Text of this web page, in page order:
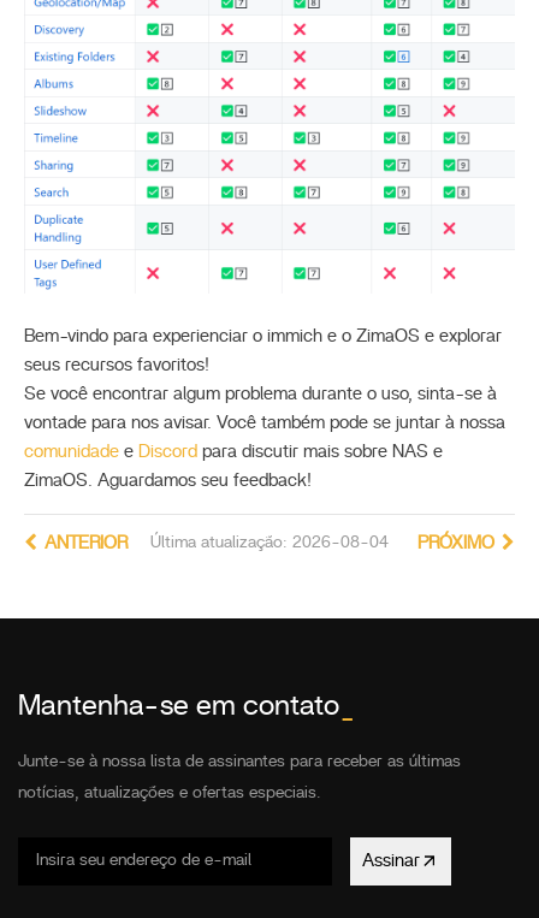
Bem-vindo para experienciar o immich e o ZimaOS e explorar
seus recursos favoritos!
Se você encontrar algum problema durante o uso, sinta-se à
vontade para nos avisar. Você também pode se juntar à nossa
comunidade e Discord para discutir mais sobre NAS e
ZimaOS. Aguardamos seu feedback!
Última atualização: 2026-08-04
ANTERIOR PRÓXIMO
Mantenha-se em contato
Junte-se à nossa lista de assinantes para receber as últimas
notícias, atualizações e ofertas especiais.
Assinar